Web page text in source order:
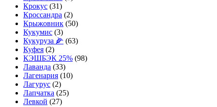
Крокус (31)
Кроссандра (2)
Крыжовник (50)
Кукумис (3)
Кукуруза 🌽 (63)
Куфея (2)
КЭШБЭК 25% (98)
Лаванда (33)
Лагенария (10)
Лагурус (2)
Лапчатка (25)
Левкой (27)